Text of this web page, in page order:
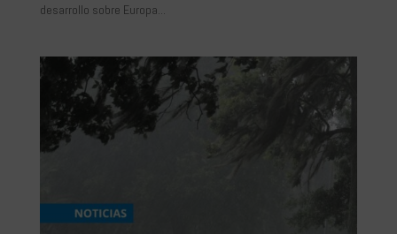
desarrollo sobre Europa...